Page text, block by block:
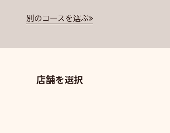
別のコースを選ぶ
店舗を選択